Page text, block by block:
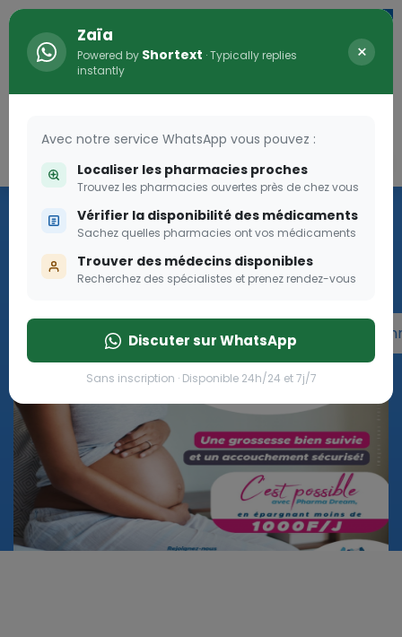
Programme OLGA-ESTHER
Rejoignez le programme Olga Esther pour les femmes
enceintes
Rejoignez le programme Olga Esther pour les
Zaïa
Powered by Shortext · Typically replies
instantly
×
Avec notre service WhatsApp vous pouvez :
Localiser les pharmacies proches
Trouvez les pharmacies ouvertes près de chez vous
Vérifier la disponibilité des médicaments
Sachez quelles pharmacies ont vos médicaments
Trouver des médecins disponibles
Recherchez des spécialistes et prenez rendez-vous
Discuter sur WhatsApp
Sans inscription · Disponible 24h/24 et 7j/7